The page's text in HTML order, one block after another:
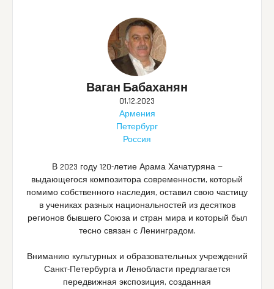
Ваган Бабаханян
01.12.2023
Армения
Петербург
Россия
В 2023 году 120-летие Арама Хачатуряна —
выдающегося композитора современности, который
помимо собственного наследия, оставил свою частицу
в учениках разных национальностей из десятков
регионов бывшего Союза и стран мира и который был
тесно связан с Ленинградом.
Вниманию культурных и образовательных учреждений
Санкт-Петербурга и Ленобласти предлагается
передвижная экспозиция, созданная